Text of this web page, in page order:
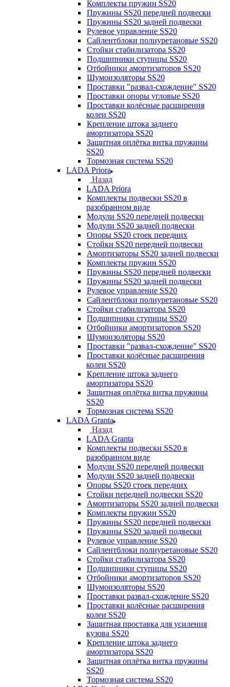
Комплекты пружин SS20
Пружины SS20 передней подвески
Пружины SS20 задней подвески
Рулевое управление SS20
Сайлентблоки полиуретановые SS20
Стойки стабилизатора SS20
Подшипники ступицы SS20
Отбойники амортизаторов SS20
Шумоизоляторы SS20
Проставки "развал-схождение" SS20
Проставки опоры угловые SS20
Проставки колёсные расширения
колеи SS20
Крепление штока заднего
амортизатора SS20
Защитная оплётка витка пружины
SS20
Тормозная система SS20
LADA Priora
Назад
LADA Priora
Комплекты подвески SS20 в
разобранном виде
Модули SS20 передней подвески
Модули SS20 задней подвески
Опоры SS20 стоек передних
Стойки SS20 передней подвески
Амортизаторы SS20 задней подвески
Комплекты пружин SS20
Пружины SS20 передней подвески
Пружины SS20 задней подвески
Рулевое управление SS20
Сайлентблоки полиуретановые SS20
Стойки стабилизатора SS20
Подшипники ступицы SS20
Отбойники амортизаторов SS20
Шумоизоляторы SS20
Проставки "развал-схождение" SS20
Проставки колёсные расширения
колеи SS20
Крепление штока заднего
амортизатора SS20
Защитная оплётка витка пружины
SS20
Тормозная система SS20
LADA Granta
Назад
LADA Granta
Комплекты подвески SS20 в
разобранном виде
Модули SS20 передней подвески
Модули SS20 задней подвески
Опоры SS20 стоек передних
Стойки передней подвески SS20
Амортизаторы SS20 задней подвески
Комплекты пружин SS20
Пружины SS20 передней подвески
Пружины SS20 задней подвески
Рулевое управление SS20
Сайлентблоки полиуретановые SS20
Стойки стабилизатора SS20
Подшипники ступицы SS20
Отбойники амортизаторов SS20
Шумоизоляторы SS20
Проставки развал-схождение SS20
Проставки колёсные расширения
колеи SS20
Защитная проставка для усиления
кузова SS20
Крепление штока заднего
амортизатора SS20
Защитная оплётка витка пружины
SS20
Тормозная система SS20